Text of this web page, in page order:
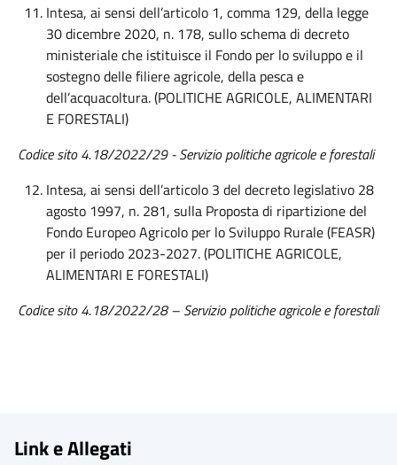
Intesa, ai sensi dell’articolo 1, comma 129, della legge
30 dicembre 2020, n. 178, sullo schema di decreto
ministeriale che istituisce il Fondo per lo sviluppo e il
sostegno delle filiere agricole, della pesca e
dell’acquacoltura. (POLITICHE AGRICOLE, ALIMENTARI
E FORESTALI)
Codice sito 4.18/2022/29 - Servizio politiche agricole e forestali
Intesa, ai sensi dell’articolo 3 del decreto legislativo 28
agosto 1997, n. 281, sulla Proposta di ripartizione del
Fondo Europeo Agricolo per lo Sviluppo Rurale (FEASR)
per il periodo 2023-2027. (POLITICHE AGRICOLE,
ALIMENTARI E FORESTALI)
Codice sito 4.18/2022/28 – Servizio politiche agricole e forestali
Link e Allegati